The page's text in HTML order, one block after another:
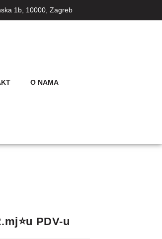
1b, 10000, Zagreb
O NAMA
PDV-u